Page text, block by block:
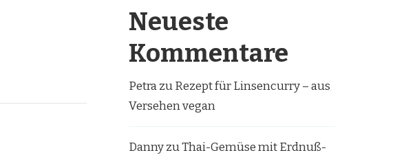
Neueste
Kommentare
PetrazuRezept für Linsencurry – aus
Versehen vegan
DannyzuThai-Gemüse mit Erdnuß-